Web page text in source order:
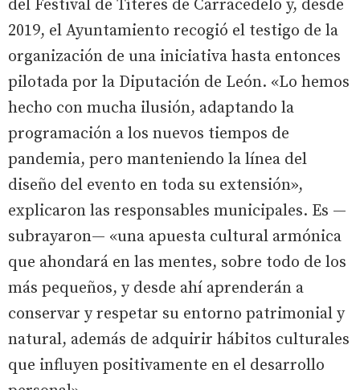
del Festival de Títeres de Carracedelo y, desde
2019, el Ayuntamiento recogió el testigo de la
organización de una iniciativa hasta entonces
pilotada por la Diputación de León. «Lo hemos
hecho con mucha ilusión, adaptando la
programación a los nuevos tiempos de
pandemia, pero manteniendo la línea del
diseño del evento en toda su extensión»,
explicaron las responsables municipales. Es —
subrayaron— «una apuesta cultural armónica
que ahondará en las mentes, sobre todo de los
más pequeños, y desde ahí aprenderán a
conservar y respetar su entorno patrimonial y
natural, además de adquirir hábitos culturales
que influyen positivamente en el desarrollo